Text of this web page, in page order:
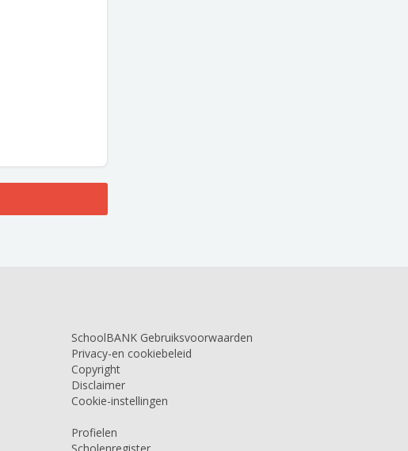
SchoolBANK Gebruiksvoorwaarden
Privacy-en cookiebeleid
Copyright
Disclaimer
Cookie-instellingen
Profielen